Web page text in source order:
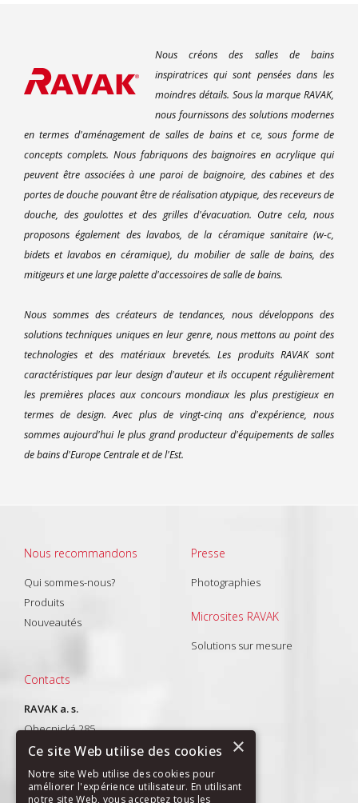
Nous créons des salles de bains
inspiratrices qui sont pensées dans les
moindres détails. Sous la marque RAVAK,
nous fournissons des solutions modernes
en termes d'aménagement de salles de bains et ce, sous forme de
concepts complets. Nous fabriquons des baignoires en acrylique qui
peuvent être associées à une paroi de baignoire, des cabines et des
portes de douche pouvant être de réalisation atypique, des receveurs de
douche, des goulottes et des grilles d'évacuation. Outre cela, nous
proposons également des lavabos, de la céramique sanitaire (w-c,
bidets et lavabos en céramique), du mobilier de salle de bains, des
mitigeurs et une large palette d'accessoires de salle de bains.
Nous sommes des créateurs de tendances, nous développons des
solutions techniques uniques en leur genre, nous mettons au point des
technologies et des matériaux brevetés. Les produits RAVAK sont
caractéristiques par leur design d'auteur et ils occupent régulièrement
les premières places aux concours mondiaux les plus prestigieux en
termes de design. Avec plus de vingt-cinq ans d'expérience, nous
sommes aujourd'hui le plus grand producteur d'équipements de salles
de bains d'Europe Centrale et de l'Est.
Nous recommandons
Qui sommes-nous?
Produits
Nouveautés
Presse
Photographies
Microsites RAVAK
Solutions sur mesure
Contacts
RAVAK a. s.
Obecnická 285
261 01 Příbram I
T: +420 318 427 288
E-mail:export@ravak.com
×
Ce site Web utilise des cookies
Notre site Web utilise des cookies pour
améliorer l'expérience utilisateur. En utilisant
notre site Web, vous acceptez tous les